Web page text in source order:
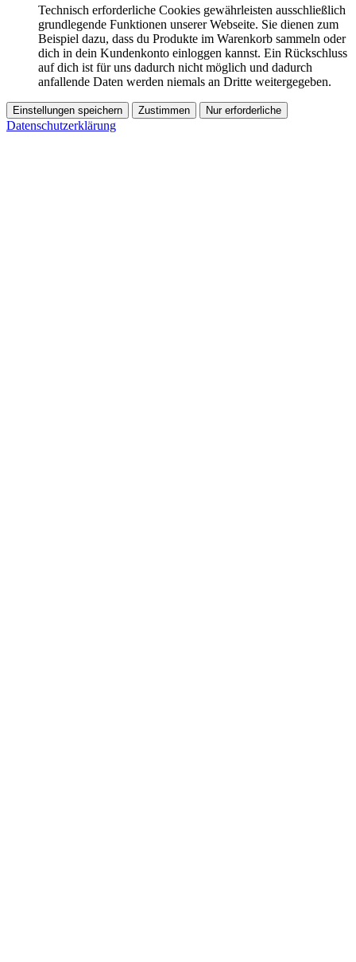
Technisch erforderliche Cookies gewährleisten ausschließlich
grundlegende Funktionen unserer Webseite. Sie dienen zum
Beispiel dazu, dass du Produkte im Warenkorb sammeln oder
dich in dein Kundenkonto einloggen kannst. Ein Rückschluss
auf dich ist für uns dadurch nicht möglich und dadurch
anfallende Daten werden niemals an Dritte weitergegeben.
Einstellungen speichern Zustimmen Nur erforderliche
Datenschutzerklärung